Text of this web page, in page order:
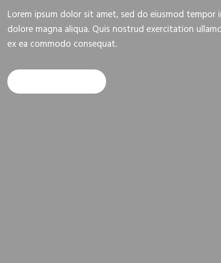
Lorem ipsum dolor sit amet, sed do eiusmod
dolore magna aliqua. Quis nostrud exercitation
ex ea commodo consequat.